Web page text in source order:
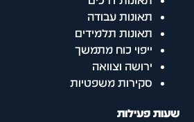
תאונות עבודה
תאונות תלמידים
ייפוי כוח מתמשך
ירושה וצוואה
סקירות משפטיות
שעות פעילות